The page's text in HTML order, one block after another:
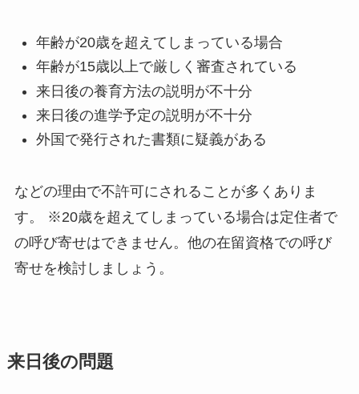
年齢が20歳を超えてしまっている場合
年齢が15歳以上で厳しく審査されている
来日後の養育方法の説明が不十分
来日後の進学予定の説明が不十分
外国で発行された書類に疑義がある
などの理由で不許可にされることが多くありま
す。 ※20歳を超えてしまっている場合は定住者で
の呼び寄せはできません。他の在留資格での呼び
寄せを検討しましょう。
来日後の問題